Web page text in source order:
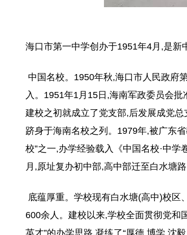
海口市第一中学创办于1951年4月,是新
中国名校。1950年秋,海口市人民政府
入。1951年1月15日,海南军政委员会
建校之初就成立了党支部,后发展成党
跻身于海南名校之列。1979年,被广东
校”之一,办学经验载入《中国名校·中
月,原址复办初中部,高中部迁至白水塘
底蕴厚重。学校现有白水塘(高中)校区
600余人。建校以来,学校全面贯彻党和
英才”的办学思路,凝练了“厚德 博学 沈